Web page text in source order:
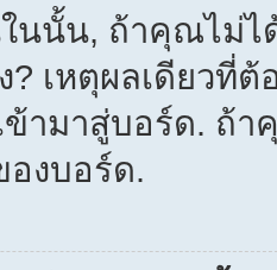
นนั้น, ถ้าคุณไม่ไ
เหตุผลเดียวที่
ข้ามาสู่บอร์ด. ถ้
องบอร์ด.